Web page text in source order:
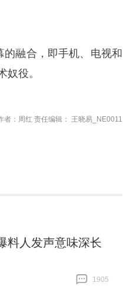
融合，即手机、电视和
役。
者：周红 责任编辑： 王晓易_NE0011
料人发声意味深长
1905